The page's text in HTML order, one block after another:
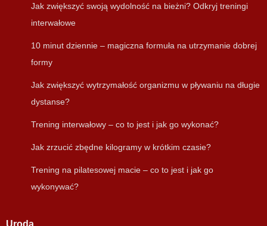
Jak zwiększyć swoją wydolność na bieżni? Odkryj treningi
interwałowe
10 minut dziennie – magiczna formuła na utrzymanie dobrej
formy
Jak zwiększyć wytrzymałość organizmu w pływaniu na długie
dystanse?
Trening interwałowy – co to jest i jak go wykonać?
Jak zrzucić zbędne kilogramy w krótkim czasie?
Trening na pilatesowej macie – co to jest i jak go
wykonywać?
Uroda